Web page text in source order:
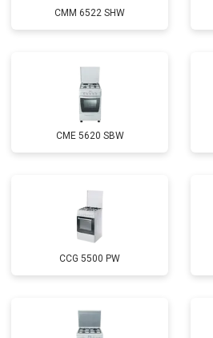
CMM 6522 SHW
CME 5620 SBW
CCG 5500 PW